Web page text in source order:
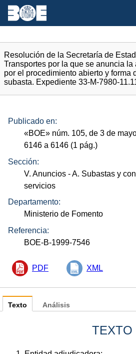
Resolución de la Secretaría de
Transportes por la que se anuncia
por el procedimiento abierto y forma
subasta. Expediente 33-M-7980-
Publicado en:
«BOE» núm. 105, de 3 de
6146 a 6146 (1 pág.)
Sección:
V. Anuncios - A. Subastas y
servicios
Departamento:
Ministerio de Fomento
Referencia:
BOE-B-1999-7546
PDF XML
Texto
TEXTO
Análisis